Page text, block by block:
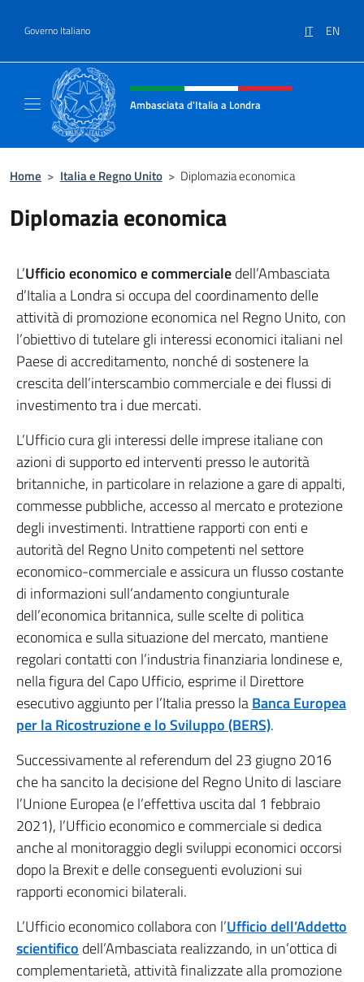
Governo Italiano IT EN
Intestazione sito, social e menù
Ambasciata d'Italia a Londra
Home > Italia e Regno Unito > Diplomazia economica
Diplomazia economica
L’Ufficio economico e commercialedell’Ambasciata
d’Italia a Londra si occupa del coordinamento delle
attività di promozione economica nel Regno Unito, con
l’obiettivo di tutelare gli interessi economici italiani nel
Paese di accreditamento, nonché di sostenere la
crescita dell’interscambio commerciale e dei flussi di
investimento tra i due mercati.
L’Ufficio cura gli interessi delle imprese italiane con
azioni di supporto ed interventi presso le autorità
britanniche, in particolare in relazione a gare di appalti,
commesse pubbliche, accesso al mercato e protezione
degli investimenti. Intrattiene rapporti con enti e
autorità del Regno Unito competenti nel settore
economico-commerciale e assicura un flusso costante
di informazioni sull’andamento congiunturale
dell’economica britannica, sulle scelte di politica
economica e sulla situazione del mercato, mantiene
regolari contatti con l’industria finanziaria londinese e,
nella figura del Capo Ufficio, esprime il Direttore
esecutivo aggiunto per l’Italia presso laBanca Europea
per la Ricostruzione e lo Sviluppo (BERS).
Successivamente al referendum del 23 giugno 2016
che ha sancito la decisione del Regno Unito di lasciare
l’Unione Europea (e l’effettiva uscita dal 1 febbraio
2021), l’Ufficio economico e commerciale si dedica
anche al monitoraggio degli sviluppi economici occorsi
dopo la Brexit e delle conseguenti evoluzioni sui
rapporti economici bilaterali.
L’Ufficio economico collabora con l’Ufficio dell’Addetto
scientifico dell’Ambasciata realizzando, in un’ottica di
complementarietà, attività finalizzate alla promozione